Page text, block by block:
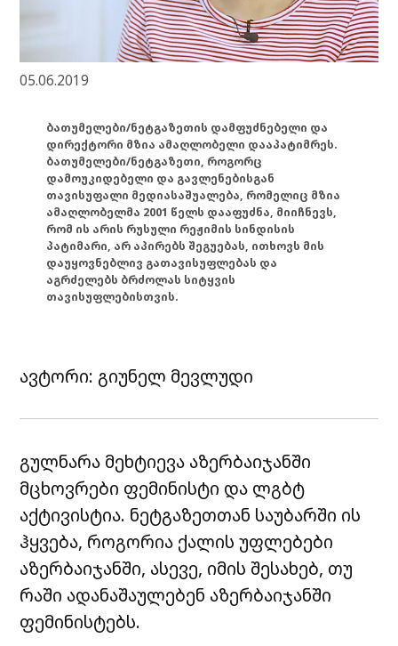
05.06.2019
ბათუმელები/ნეტგაზეთის დამფუძნებელი და
დირექტორი მზია ამაღლობელი დააპატიმრეს.
ბათუმელები/ნეტგაზეთი, როგორც
დამოუკიდებელი და გავლენებისგან
თავისუფალი მედიასაშუალება, რომელიც მზია
ამაღლობელმა 2001 წელს დააფუძნა, მიიჩნევს,
რომ ის არის რუსული რეჟიმის სინდისის
პატიმარი, არ აპირებს შეგუებას, ითხოვს მის
დაუყოვნებლივ გათავისუფლებას და
აგრძელებს ბრძოლას სიტყვის
თავისუფლებისთვის.
ავტორი: გიუნელ მევლუდი
გულნარა მეხტიევა აზერბაიჯანში
მცხოვრები ფემინისტი და ლგბტ
აქტივისტია. ნეტგაზეთთან საუბარში ის
ჰყვება, როგორია ქალის უფლებები
აზერბაიჯანში, ასევე, იმის შესახებ, თუ
რაში ადანაშაულებენ აზერბაიჯანში
ფემინისტებს.